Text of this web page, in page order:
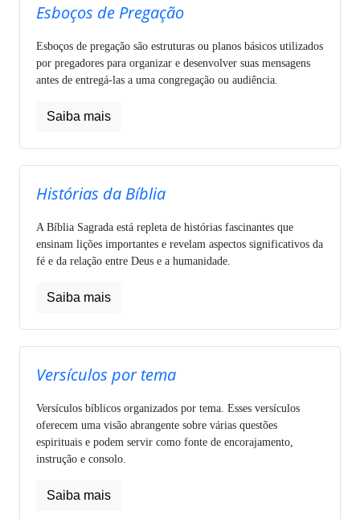
Esboços de Pregação
Esboços de pregação são estruturas ou planos básicos utilizados
por pregadores para organizar e desenvolver suas mensagens
antes de entregá-las a uma congregação ou audiência.
Saiba mais
Histórias da Bíblia
A Bíblia Sagrada está repleta de histórias fascinantes que
ensinam lições importantes e revelam aspectos significativos da
fé e da relação entre Deus e a humanidade.
Saiba mais
Versículos por tema
Versículos bíblicos organizados por tema. Esses versículos
oferecem uma visão abrangente sobre várias questões
espirituais e podem servir como fonte de encorajamento,
instrução e consolo.
Saiba mais